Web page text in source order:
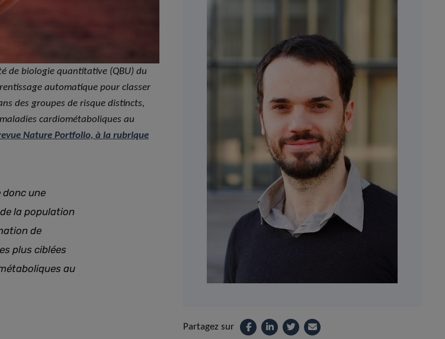
de biologie quantitative (QBU) du
automatique pour classer
des groupes de risque distincts,
cardiométaboliques au
Nature Portfolio, à la rubrique
une
la population
de
plus ciblées
au
Partagez sur